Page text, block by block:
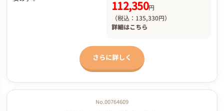
112,350円
（税込：135,330円）
詳細はこちら
さらに詳しく
No.00764609